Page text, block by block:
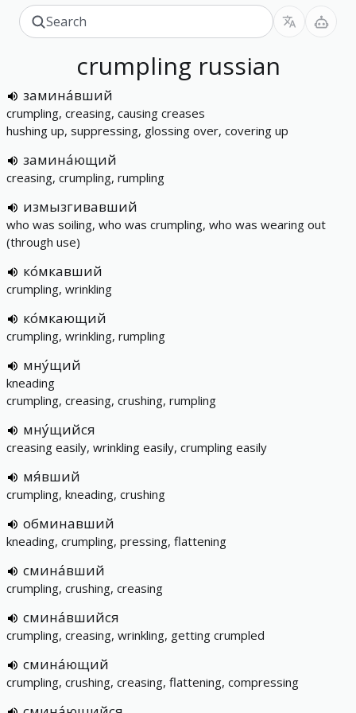
crumpling russian
замина́вший
crumpling, creasing, causing creases
hushing up, suppressing, glossing over, covering up
замина́ющий
creasing, crumpling, rumpling
измызгивавший
who was soiling, who was crumpling, who was wearing out
(through use)
ко́мкавший
crumpling, wrinkling
ко́мкающий
crumpling, wrinkling, rumpling
мну́щий
kneading
crumpling, creasing, crushing, rumpling
мну́щийся
creasing easily, wrinkling easily, crumpling easily
мя́вший
crumpling, kneading, crushing
обминавший
kneading, crumpling, pressing, flattening
смина́вший
crumpling, crushing, creasing
смина́вшийся
crumpling, creasing, wrinkling, getting crumpled
смина́ющий
crumpling, crushing, creasing, flattening, compressing